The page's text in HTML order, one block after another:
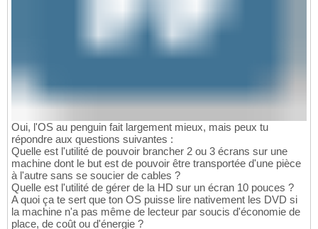
Oui, l'OS au penguin fait largement mieux, mais peux tu
répondre aux questions suivantes :
Quelle est l'utilité de pouvoir brancher 2 ou 3 écrans sur une
machine dont le but est de pouvoir être transportée d'une pièce
à l'autre sans se soucier de cables ?
Quelle est l'utilité de gérer de la HD sur un écran 10 pouces ?
A quoi ça te sert que ton OS puisse lire nativement les DVD si
la machine n'a pas même de lecteur par soucis d'économie de
place, de coût ou d'énergie ?